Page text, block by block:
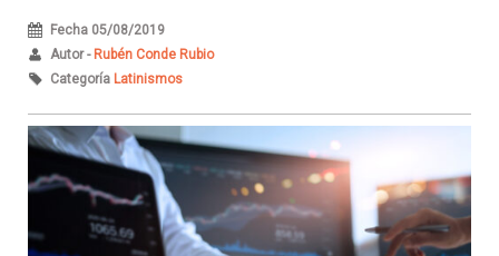
Fecha 05/08/2019
Autor - Rubén Conde Rubio
Categoría Latinismos